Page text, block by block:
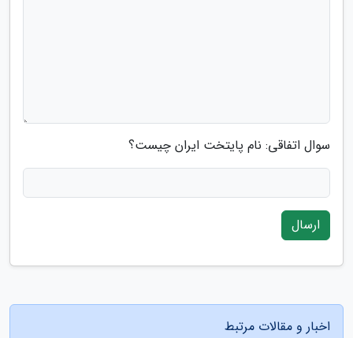
سوال اتفاقی: نام پایتخت ایران چیست؟
ارسال
اخبار و مقالات مرتبط